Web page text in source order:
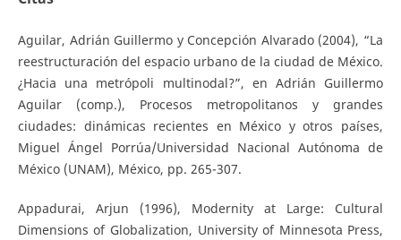
Aguilar, Adrián Guillermo y Concepción Alvarado (2004), “La
reestructuración del espacio urbano de la ciudad de México.
¿Hacia una metrópoli multinodal?”, en Adrián Guillermo
Aguilar (comp.), Procesos metropolitanos y grandes
ciudades: dinámicas recientes en México y otros países,
Miguel Ángel Porrúa/Universidad Nacional Autónoma de
México (UNAM), México, pp. 265-307.
Appadurai, Arjun (1996), Modernity at Large: Cultural
Dimensions of Globalization, University of Minnesota Press,